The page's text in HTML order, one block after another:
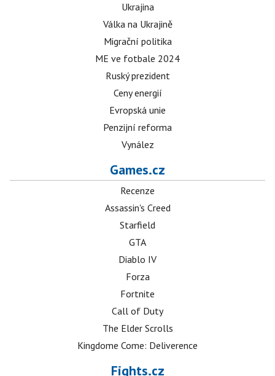
Ukrajina
Válka na Ukrajině
Migrační politika
ME ve fotbale 2024
Ruský prezident
Ceny energií
Evropská unie
Penzijní reforma
Vynález
Games.cz
Recenze
Assassin's Creed
Starfield
GTA
Diablo IV
Forza
Fortnite
Call of Duty
The Elder Scrolls
Kingdome Come: Deliverence
Fights.cz